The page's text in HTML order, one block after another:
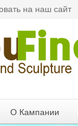
на наш сайт
О Кампании